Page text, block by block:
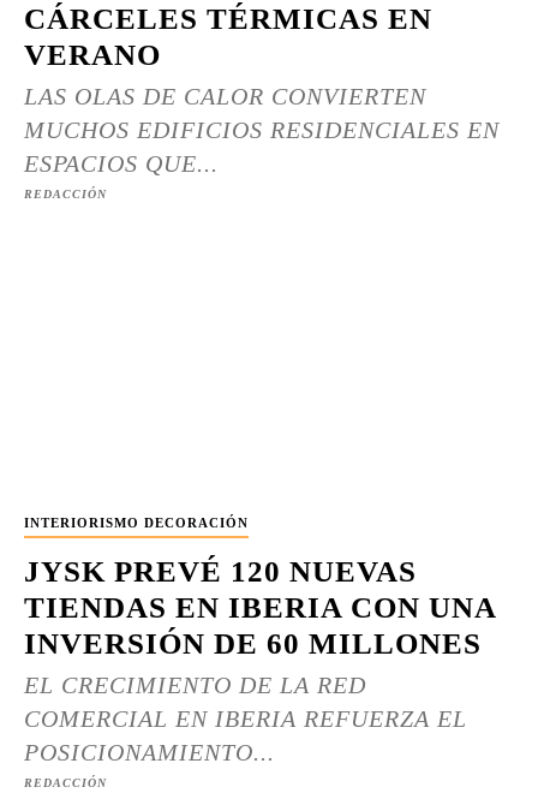
CÁRCELES TÉRMICAS EN
VERANO
LAS OLAS DE CALOR CONVIERTEN
MUCHOS EDIFICIOS RESIDENCIALES EN
ESPACIOS QUE...
REDACCIÓN
INTERIORISMO DECORACIÓN
JYSK PREVÉ 120 NUEVAS
TIENDAS EN IBERIA CON UNA
INVERSIÓN DE 60 MILLONES
EL CRECIMIENTO DE LA RED
COMERCIAL EN IBERIA REFUERZA EL
POSICIONAMIENTO...
REDACCIÓN